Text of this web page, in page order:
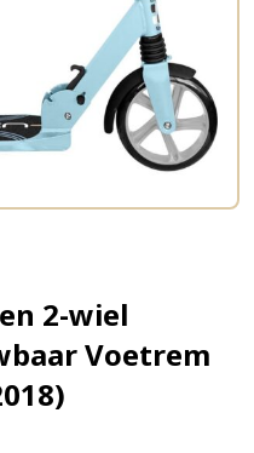
2-wiel
Voetrem